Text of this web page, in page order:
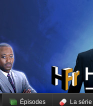
Épisodes La série